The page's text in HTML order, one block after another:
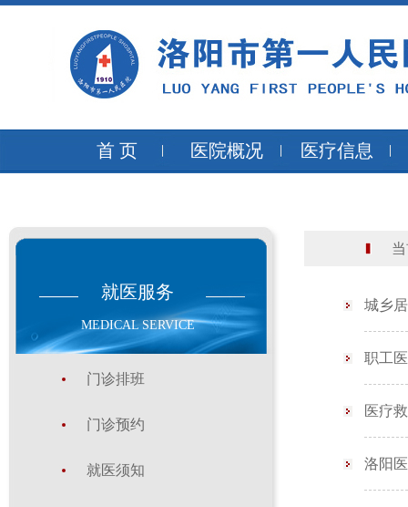
首 页 医院概况 医疗信息
就医服务
MEDICAL SERVICE
门诊排班
门诊预约
就医须知
当
城乡
职工
医疗
洛阳